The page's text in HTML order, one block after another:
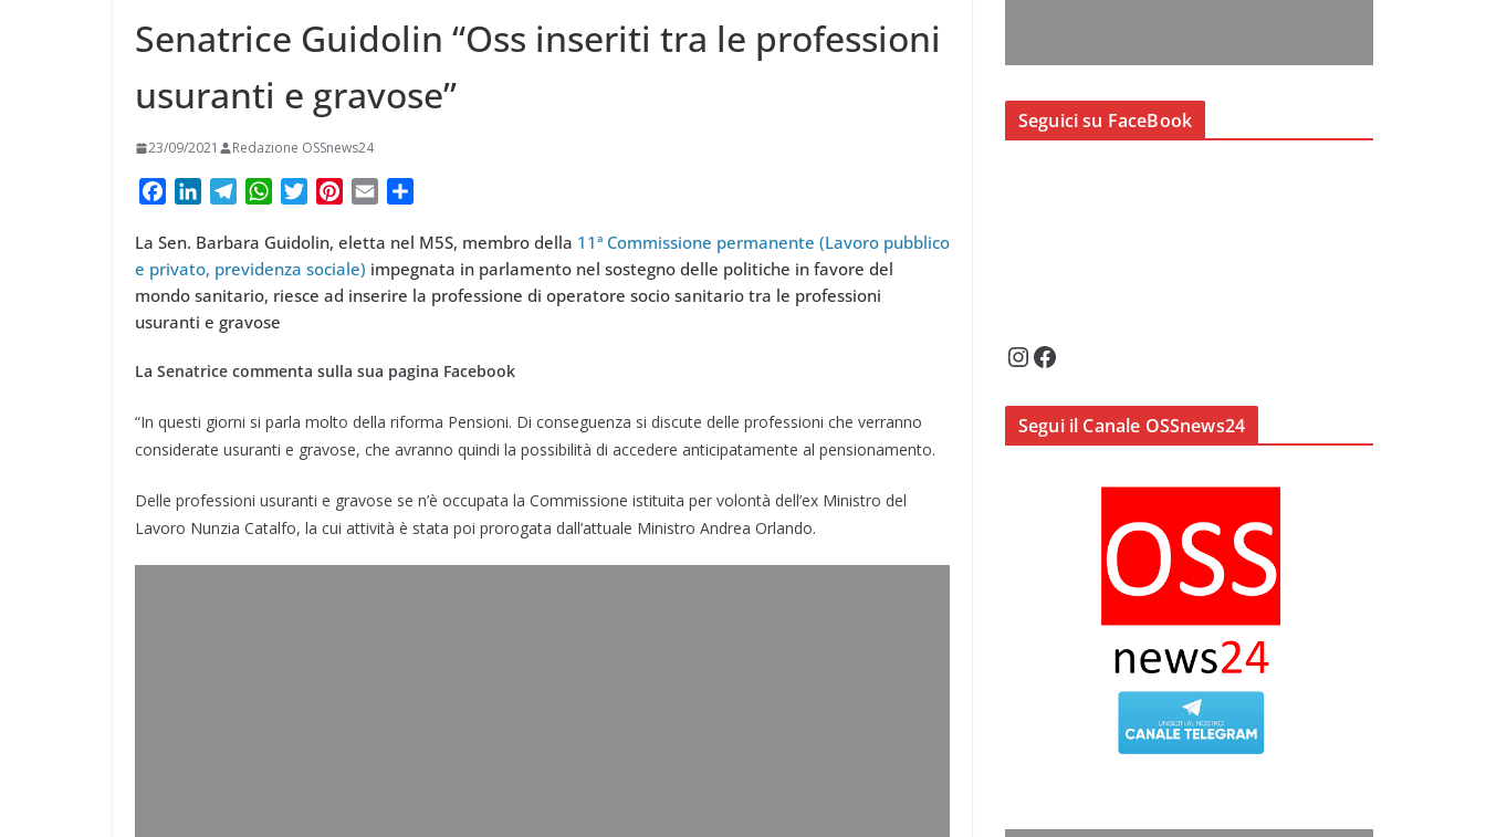
Senatrice Guidolin “Oss inseriti tra le professioni
usuranti e gravose”
23/09/2021 Redazione OSSnews24
c
e
b
o
k
n
k
e
d
n
l
e
g
r
m
W
a
t
s
A
p
i
t
t
n
t
e
s
a
i
l
n
d
i
d
La Sen. Barbara Guidolin, eletta nel M5S, membro della 11ª Commissione permanente (Lavoro pubblico
e privato, previdenza sociale) impegnata in parlamento nel sostegno delle politiche in favore del
mondo sanitario, riesce ad inserire la professione di operatore socio sanitario tra le professioni
usuranti e gravose
La Senatrice commenta sulla sua pagina Facebook
“In questi giorni si parla molto della riforma Pensioni. Di conseguenza si discute delle professioni che verranno
considerate usuranti e gravose, che avranno quindi la possibilità di accedere anticipatamente al pensionamento.
Delle professioni usuranti e gravose se n’è occupata la Commissione istituita per volontà dell’ex Ministro del
Lavoro Nunzia Catalfo, la cui attività è stata poi prorogata dall’attuale Ministro Andrea Orlando.
Seguici su FaceBook
InstagramFacebook
Segui il Canale OSSnews24